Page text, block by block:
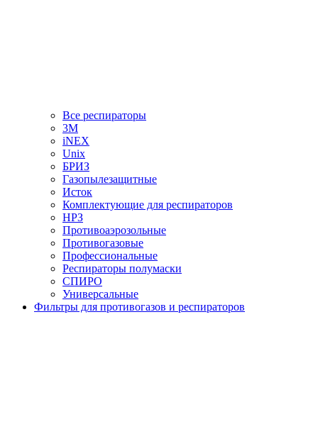
Все респираторы
3М
iNEX
Unix
БРИЗ
Газопылезащитные
Исток
Комплектующие для респираторов
НРЗ
Противоаэрозольные
Противогазовые
Профессиональные
Респираторы полумаски
СПИРО
Универсальные
Фильтры для противогазов и респираторов